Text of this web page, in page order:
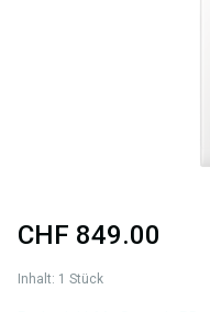
CHF 849.00
Inhalt: 1 Stück